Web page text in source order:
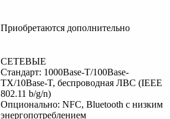
Приобретаются дополнительно
СЕТЕВЫЕ
Стандарт: 1000Base-T/100Base-
TX/10Base-T, беспроводная ЛВС (IEEE
802.11 b/g/n)
Опционально: NFC, Bluetooth с низким
энергопотреблением